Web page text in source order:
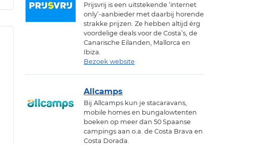
Prijsvrij is een uitstekende ‘internet
only’-aanbieder met daarbij horende
strakke prijzen. Ze hebben altijd érg
voordelige deals voor de Costa’s, de
Canarische Eilanden, Mallorca en
Ibiza.
Bezoek website
Allcamps
Bij Allcamps kun je stacaravans,
mobile homes en bungalowtenten
boeken op meer dan 50 Spaanse
campings aan o.a. de Costa Brava en
Costa Dorada.